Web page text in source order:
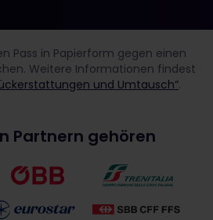
Pass in Papierform gegen einen
Weitere Informationen findest
und Umtausch“.
Partnern gehören